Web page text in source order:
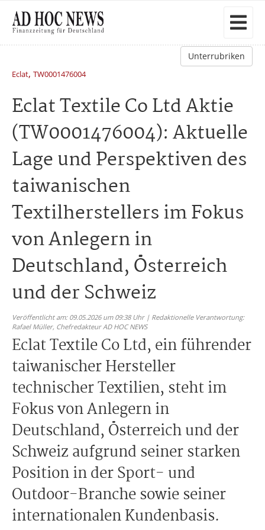
Unterrubriken
Eclat, TW0001476004
Eclat Textile Co Ltd Aktie
(TW0001476004): Aktuelle
Lage und Perspektiven des
taiwanischen
Textilherstellers im Fokus
von Anlegern in
Deutschland, Österreich
und der Schweiz
Veröffentlicht am: 09.05.2026 um 09:38 Uhr | Redaktionelle Verantwortung:
Rafael Müller, Chefredakteur AD HOC NEWS
Eclat Textile Co Ltd, ein führender
taiwanischer Hersteller
technischer Textilien, steht im
Fokus von Anlegern in
Deutschland, Österreich und der
Schweiz aufgrund seiner starken
Position in der Sport- und
Outdoor-Branche sowie seiner
internationalen Kundenbasis.